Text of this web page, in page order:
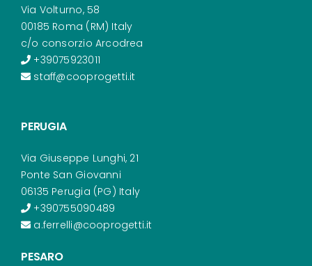
Via Volturno, 58
00185 Roma (RM) Italy
c/o consorzio Arcodrea
+39075923011
staff@cooprogetti.it
PERUGIA
Via Giuseppe Lunghi, 21
Ponte San Giovanni
06135 Perugia (PG) Italy
+390755090489
a.ferrelli@cooprogetti.it
PESARO